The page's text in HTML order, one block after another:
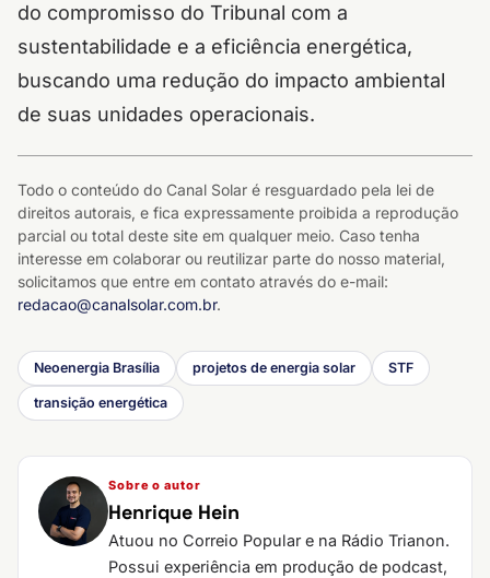
do compromisso do Tribunal com a
sustentabilidade e a eficiência energética,
buscando uma redução do impacto ambiental
de suas unidades operacionais.
Todo o conteúdo do Canal Solar é resguardado pela lei de
direitos autorais, e fica expressamente proibida a reprodução
parcial ou total deste site em qualquer meio. Caso tenha
interesse em colaborar ou reutilizar parte do nosso material,
solicitamos que entre em contato através do e-mail:
redacao@canalsolar.com.br.
Neoenergia Brasília projetos de energia solar STF
transição energética
Sobre o autor
Henrique Hein
Atuou no Correio Popular e na Rádio Trianon.
Possui experiência em produção de podcast,